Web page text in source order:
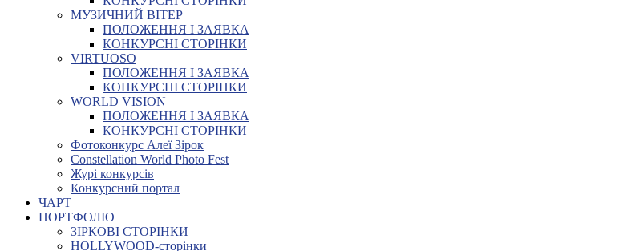
МУЗИЧНИЙ ВІТЕР
ПОЛОЖЕННЯ І ЗАЯВКА
КОНКУРСНІ СТОРІНКИ
VIRTUOSO
ПОЛОЖЕННЯ І ЗАЯВКА
КОНКУРСНІ СТОРІНКИ
WORLD VISION
ПОЛОЖЕННЯ І ЗАЯВКА
КОНКУРСНІ СТОРІНКИ
Фотоконкурс Алеї Зірок
Constellation World Photo Fest
Журі конкурсів
Конкурсний портал
ЧАРТ
ПОРТФОЛІО
ЗІРКОВІ СТОРІНКИ
HOLLYWOOD-сторінки